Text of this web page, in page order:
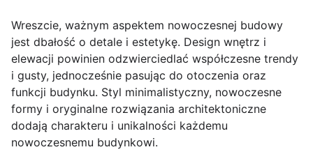
Wreszcie, ważnym aspektem nowoczesnej budowy
jest dbałość o detale i estetykę. Design wnętrz i
elewacji powinien odzwierciedlać współczesne trendy
i gusty, jednocześnie pasując do otoczenia oraz
funkcji budynku. Styl minimalistyczny, nowoczesne
formy i oryginalne rozwiązania architektoniczne
dodają charakteru i unikalności każdemu
nowoczesnemu budynkowi.